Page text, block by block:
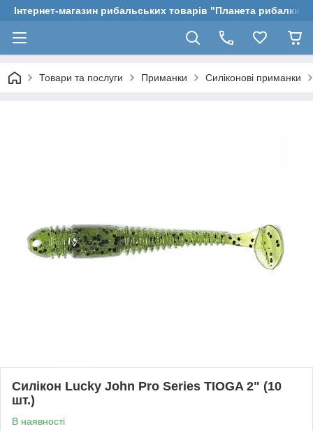
Інтернет-магазин рибальських товарів "Планета рибалки"
Товари та послуги Приманки Силіконові приманки
Силікон Lucky John Pro Series TIOGA 2" (10
шт.)
В наявності